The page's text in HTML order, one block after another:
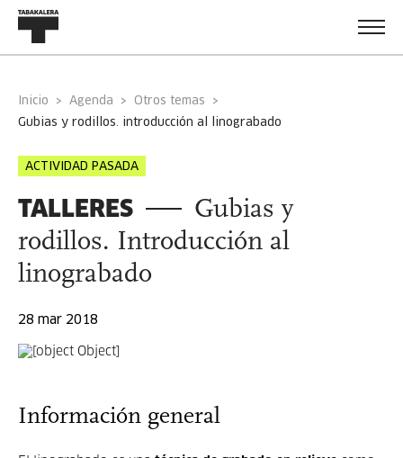
Inicio Agenda
Otros temas
gubias y rodillos. introducción al linograbado
ACTIVIDAD PASADA
TALLERES
Gubias y
rodillos. Introducción al
linograbado
28 mar 2018
Información general